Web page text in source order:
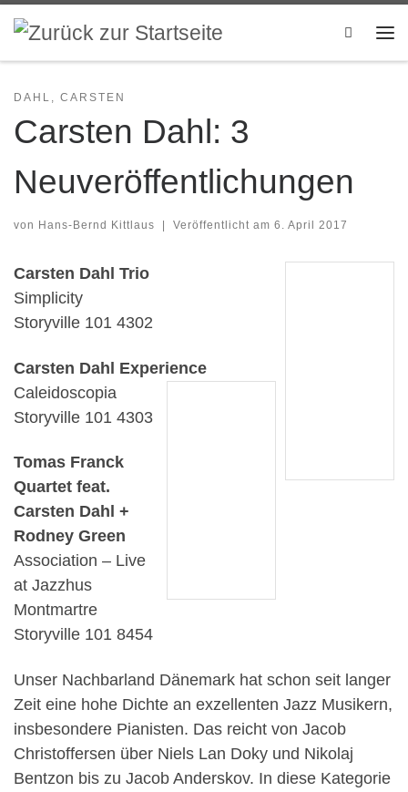
Zum Inhalt springen
Search
DAHL, CARSTEN
Carsten Dahl: 3
Neuveröffentlichungen
von Hans-Bernd Kittlaus Veröffentlicht am 6. April 2017
Carsten Dahl Trio
Simplicity
Storyville 101 4302
Carsten Dahl Experience
Caleidoscopia
Storyville 101 4303
Tomas Franck
Quartet feat.
Carsten Dahl +
Rodney Green
Association – Live
at Jazzhus
Montmartre
Storyville 101 8454
Unser Nachbarland Dänemark hat schon seit langer
Zeit eine hohe Dichte an exzellenten Jazz Musikern,
insbesondere Pianisten. Das reicht von Jacob
Christoffersen über Niels Lan Doky und Nikolaj
Bentzon bis zu Jacob Anderskov. In diese Kategorie